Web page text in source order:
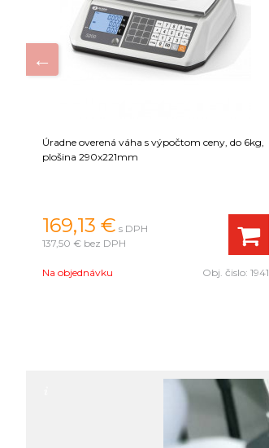
Úradne overená váha s výpočtom ceny, do 6kg,
plošina 290x221mm
169,13 € s DPH
137,50 € bez DPH
Na objednávku Obj. čislo: 1941